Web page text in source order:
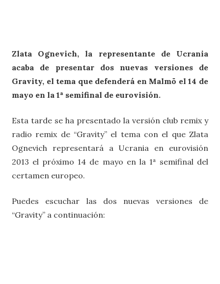
Zlata Ognevich, la representante de Ucrania
acaba de presentar dos nuevas versiones de
Gravity, el tema que defenderá en Malmö el 14 de
mayo en la 1ª semifinal de eurovisión.
Esta tarde se ha presentado la versión club remix y
radio remix de “Gravity” el tema con el que Zlata
Ognevich representará a Ucrania en eurovisión
2013 el próximo 14 de mayo en la 1ª semifinal del
certamen europeo.
Puedes escuchar las dos nuevas versiones de
“Gravity” a continuación: